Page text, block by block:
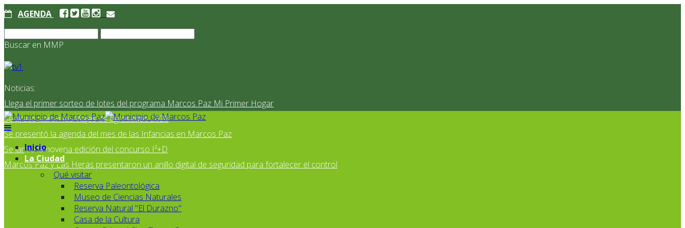
AGENDA
Buscar en MMP
Noticias:
Llega el primer sorteo de lotes del programa Marcos Paz Mi Primer Hogar
Se presentaron los Viajes de Egresados 2026
Se presentó la agenda del mes de las Infancias en Marcos Paz
Se lanzó la novena edición del concurso I²+D
Marcos Paz y Las Heras presentaron un anillo digital de seguridad para fortalecer el control
Inicio
La Ciudad
Qué visitar
Reserva Paleontológica
Museo de Ciencias Naturales
Reserva Natural "El Durazno"
Casa de la Cultura